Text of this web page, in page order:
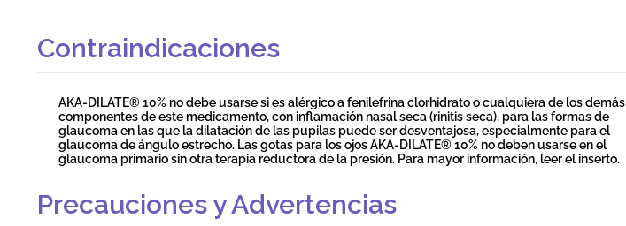
Contraindicaciones
AKA-DILATE® 10% no debe usarse si es alérgico a fenilefrina clorhidrato o cualquiera de los demás
componentes de este medicamento, con inflamación nasal seca (rinitis seca), para las formas de
glaucoma en las que la dilatación de las pupilas puede ser desventajosa, especialmente para el
glaucoma de ángulo estrecho. Las gotas para los ojos AKA-DILATE® 10% no deben usarse en el
glaucoma primario sin otra terapia reductora de la presión. Para mayor información, leer el inserto.
Precauciones y Advertencias